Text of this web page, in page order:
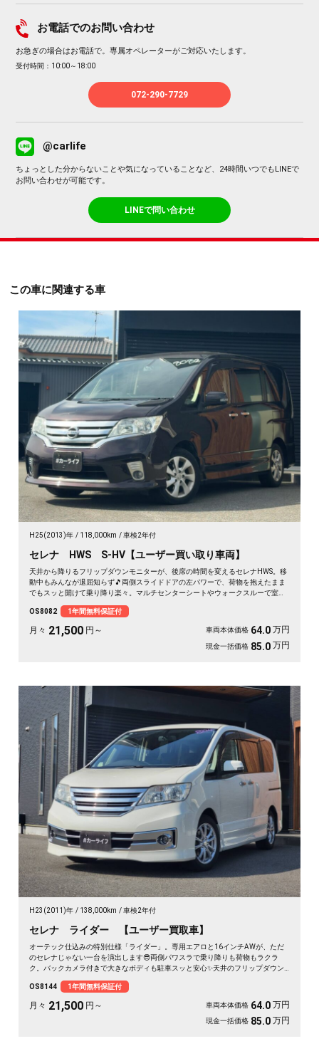
お電話でのお問い合わせ
お急ぎの場合はお電話で。専属オペレーターがご対応いたします。
受付時間：10:00～18:00
072-290-7729
@carlife
ちょっとした分からないことや気になっていることなど、24時間いつでもLINEで
お問い合わせが可能です。
LINEで問い合わせ
この車に関連する車
H25(2013)年 118,000km 車検2年付
セレナ HWS S-HV【ユーザー買い取り車両】
天井から降りるフリップダウンモニターが、後席の時間を変えるセレナHWS。移
動中もみんなが退屈知らず🎵両側スライドドアの左パワーで、荷物を抱えたまま
でもスッと開けて乗り降り楽々。マルチセンターシートやウォークスルーで室内
ごと1年保証付でどうぞ🚗✨💫👍
OS8082 1年間無料保証付
月々 21,500 円～ 車両本体価格 64.0 万円
現金一括価格 85.0 万円
H23(2011)年 138,000km 車検2年付
セレナ ライダー 【ユーザー買取車】
オーテック仕込みの特別仕様「ライダー」。専用エアロと16インチAWが、ただ
のセレナじゃない一台を演出します😎両側パワスラで乗り降りも荷物もラクラ
ク。バックカメラ付きで大きなボディも駐車スッと安心✨天井のフリップダウン
一台で楽しさ倍増です🎵月々21500〜で手が届く特別グレード。走り出しが待ち
遠しくなる、《1年保証付》👑
OS8144 1年間無料保証付
月々 21,500 円～ 車両本体価格 64.0 万円
現金一括価格 85.0 万円